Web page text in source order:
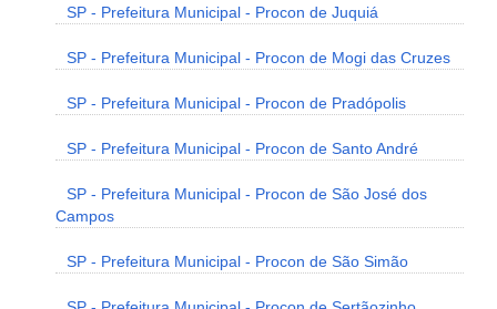
SP - Prefeitura Municipal - Procon de Juquiá
SP - Prefeitura Municipal - Procon de Mogi das Cruzes
SP - Prefeitura Municipal - Procon de Pradópolis
SP - Prefeitura Municipal - Procon de Santo André
SP - Prefeitura Municipal - Procon de São José dos
Campos
SP - Prefeitura Municipal - Procon de São Simão